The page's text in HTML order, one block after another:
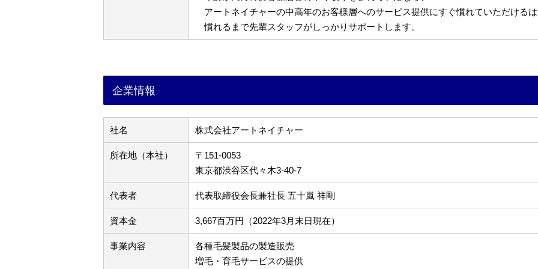
アートネイチャーの中高年のお客様層へのサービス提供にすぐ慣れていただける
慣れるまで先輩スタッフがしっかりサポートします。
企業情報
社名 株式会社アートネイチャー
所在地（本社）
〒151-0053
東京都渋谷区代々木3-40-7
代表者 代表取締役会長兼社長 五十嵐 祥剛
資本金 3,667百万円（2022年3月末日現在）
事業内容
各種毛髪製品の製造販売
増毛・育毛サービスの提供